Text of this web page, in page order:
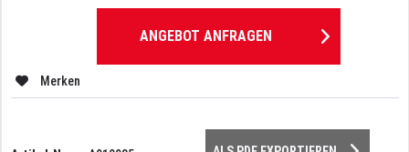
ANGEBOT ANFRAGEN
Merken